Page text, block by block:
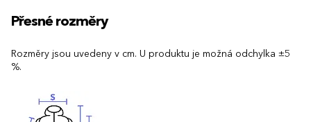
Přesné rozměry
Rozměry jsou uvedeny v cm. U produktu je možná odchylka ±5
%.